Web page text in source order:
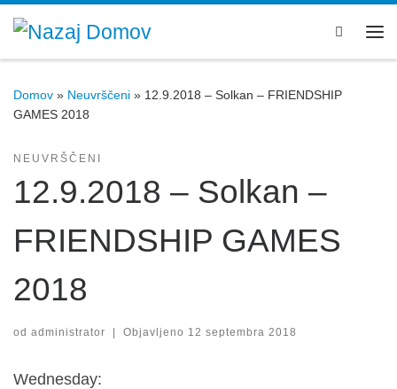
Skoči na vsebino
Search
Domov » Neuvrščeni » 12.9.2018 – Solkan – FRIENDSHIP
GAMES 2018
NEUVRŠČENI
12.9.2018 – Solkan –
FRIENDSHIP GAMES
2018
od administrator | Objavljeno 12 septembra 2018
Wednesday: